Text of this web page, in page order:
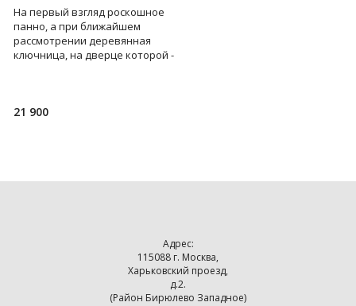
Previous
На первый взгляд роскошное
панно, а при ближайшем
рассмотрении деревянная
ключница, на дверце которой -
21 900
Адрес:
115088 г. Москва,
Харьковский проезд,
д.2.
(Район Бирюлево Западное)